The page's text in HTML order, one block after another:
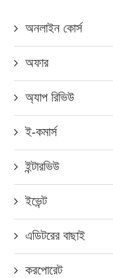
অনলাইন কোর্স
অফার
অ্যাপ রিভিউ
ই-কমার্স
ইন্টারভিউ
ইভেন্ট
এডিটরের বাছাই
করপোরেট